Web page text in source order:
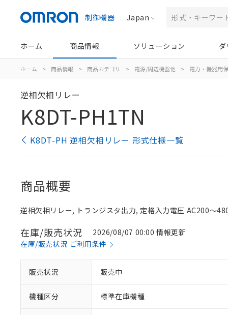
制御機器 Japan
ホーム 商品情報 ソリューション
ホーム > 商品情報 > 商品カテゴリ > 電源/周辺機器他 > 電力・機器用
逆相欠相リレー
K8DT-PH1TN
K8DT-PH 逆相欠相リレー 形式仕様一覧
商品概要
逆相欠相リレー, トランジスタ出力, 定格入力電圧 AC200～
在庫/販売状況
2026/08/07 00:00 情報更新
在庫/販売状況 ご利用条件
販売状況 販売中
機種区分 標準在庫機種